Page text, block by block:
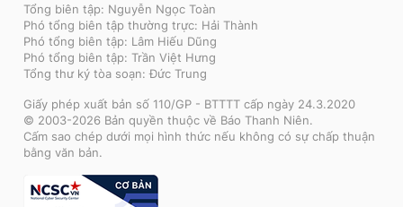
Tổng biên tập: Nguyễn Ngọc Toàn
Phó tổng biên tập thường trực: Hải Thành
Phó tổng biên tập: Lâm Hiếu Dũng
Phó tổng biên tập: Trần Việt Hưng
Tổng thư ký tòa soạn: Đức Trung
Giấy phép xuất bản số 110/GP - BTTTT cấp ngày 24.3.2020
© 2003-2026 Bản quyền thuộc về Báo Thanh Niên.
Cấm sao chép dưới mọi hình thức nếu không có sự chấp thuận
bằng văn bản.